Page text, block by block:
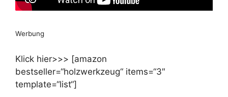
Werbung
Klick hier>>> [amazon
bestseller=“holzwerkzeug“ items=“3″
template=“list“]